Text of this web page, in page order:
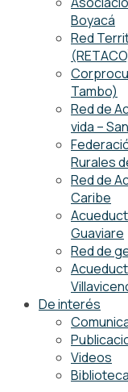
Boyacá
Red
Tambo)
Red de
vida –
Rurales
Red de
Caribe
Guaviare
Red de
De interés
Videos
Biblioteca